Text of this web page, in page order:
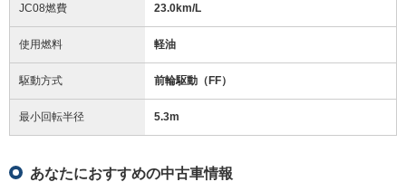
JC08燃費 23.0km/L
使用燃料 軽油
駆動方式 前輪駆動（FF）
最小回転半径 5.3m
あなたにおすすめの中古車情報